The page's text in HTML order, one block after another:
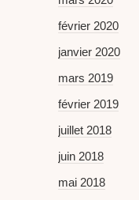
février 2020
janvier 2020
mars 2019
février 2019
juillet 2018
juin 2018
mai 2018